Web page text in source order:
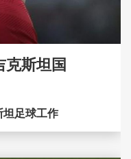
克斯坦国
坦足球工作